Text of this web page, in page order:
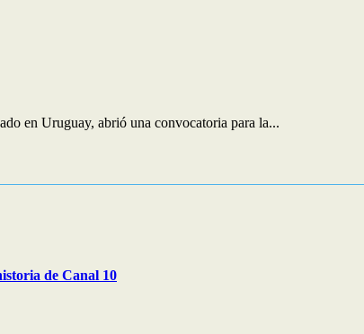
en Uruguay, abrió una convocatoria para la...
de Canal 10